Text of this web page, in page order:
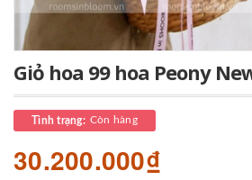
Giỏ hoa 99 hoa Peony
Tình trạng: Còn hàng
30.200.000₫